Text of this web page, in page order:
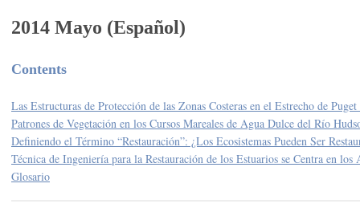
2014 Mayo (Español)
Contents
Las Estructuras de Protección de las Zonas Costeras en el Estrecho de
Patrones de Vegetación en los Cursos Mareales de Agua Dulce del Río
Definiendo el Término “Restauración”: ¿Los Ecosistemas Pueden Ser
Técnica de Ingeniería para la Restauración de los Estuarios se Centra en los
Glosario